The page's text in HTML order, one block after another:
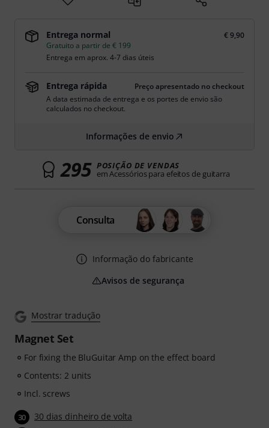
Mostrar tradução
Magnet Set
For fixing the BluGuitar Amp on the effect board
Contents: 2 units
Incl. screws
30 30 dias dinheiro de volta
Entrega normal
€ 9,90
Gratuito a partir de € 199
Entrega em aprox. 4-7 dias úteis
Entrega rápida
Preço apresentado no checkout
A data estimada de entrega e os portes de envio são
calculados no checkout.
Informações de envio
295 POSIÇÃO DE VENDAS
em Acessórios para efeitos de guitarra
Consulta
Informação do fabricante
Avisos de segurança